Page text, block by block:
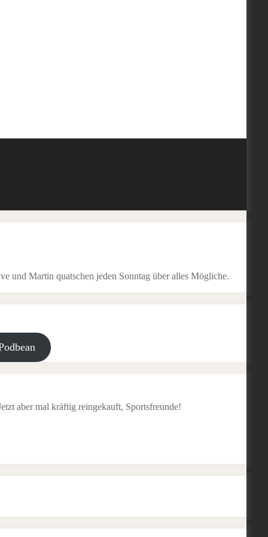
und Martin quatschen jeden Sonntag über alles Mögliche.
aber mal kräftig reingekauft, Sportsfreunde!